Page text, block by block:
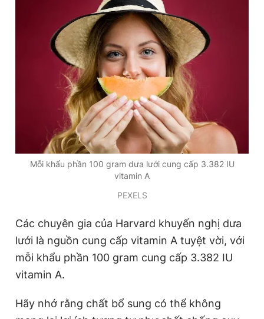
Mỗi khẩu phần 100 gram dưa lưới cung cấp 3.382 IU
vitamin A
PEXELS
Các chuyên gia của Harvard khuyến nghị dưa
lưới là nguồn cung cấp vitamin A tuyệt vời, với
mỗi khẩu phần 100 gram cung cấp 3.382 IU
vitamin A.
Hãy nhớ rằng chất bổ sung có thể không